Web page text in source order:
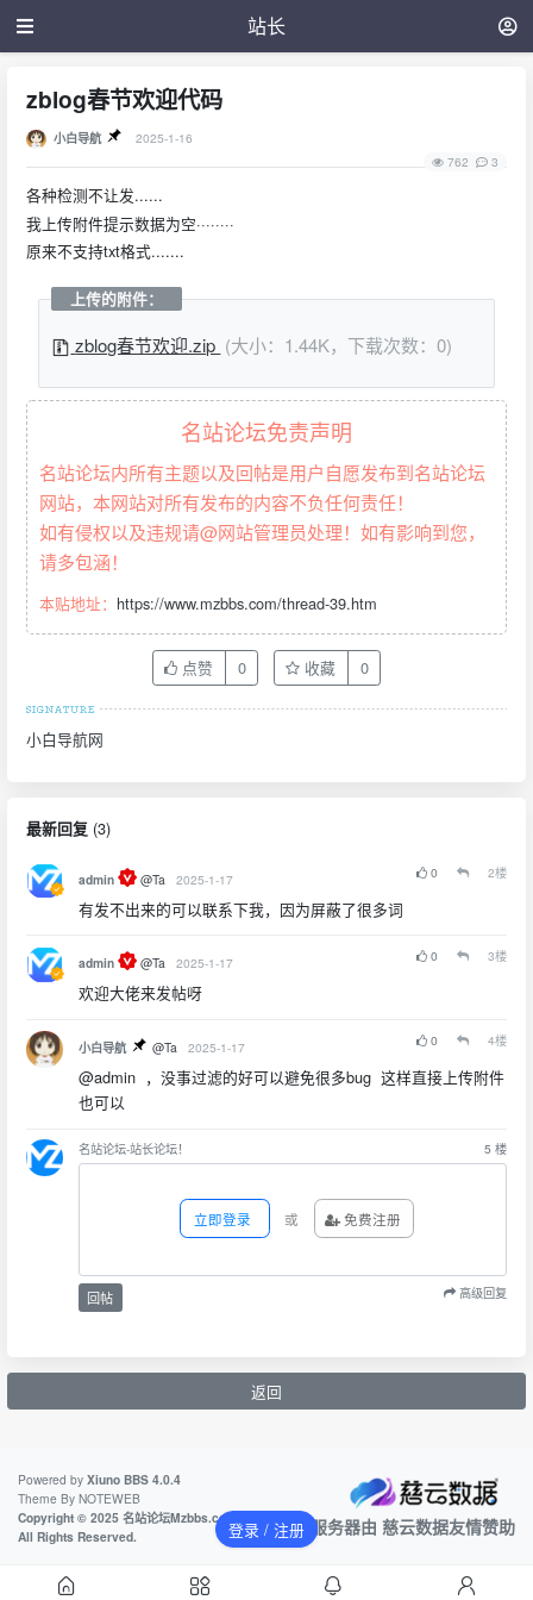
站长
zblog春节欢迎代码
小白导航
2025-1-16
762
3
各种检测不让发......
我上传附件提示数据为空········
原来不支持txt格式.......
上传的附件：
zblog春节欢迎.zip (大小：1.44K，下载次数：0)
名站论坛免责声明
名站论坛内所有主题以及回帖是用户自愿发布到名站论坛
网站，本网站对所有发布的内容不负任何责任！
如有侵权以及违规请@网站管理员处理！如有影响到您，
请多包涵！
本贴地址： https://www.mzbbs.com/thread-39.htm
点赞 0 收藏 0
小白导航网
最新回复 (3)
admin @Ta 2025-1-17 0 2楼
有发不出来的可以联系下我，因为屏蔽了很多词
admin @Ta 2025-1-17 0 3楼
欢迎大佬来发帖呀
小白导航 @Ta 2025-1-17 0 4楼
@admin ，没事过滤的好可以避免很多bug 这样直接上传附件
也可以
名站论坛-站长论坛！ 5楼
立即登录 或 免费注册
回帖 高级回复
返回
Powered by Xiuno BBS 4.0.4
Theme By NOTEWEB
Copyright © 2025 名站论坛Mzbbs.com
All Rights Reserved.
本站服务器由 慈云数据友情赞助
登录 / 注册